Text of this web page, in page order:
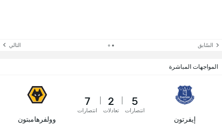
السّابق التالي
المواجهات المباشرة
إيفرتون
5
انتصارات
2
تعادلات
7
انتصارات
وولفرهامبتون